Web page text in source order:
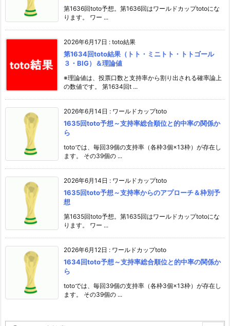
第1636回toto予想。第1636回はワールドカップtotoにな
ります。 ワー ...
2026年6月17日 : toto結果
第1634回toto結果（トト・ミニトト・トトゴール
３・BIG）＆理論値
※理論値は、投票口数と支持率から割り出される確率論上
の数値です。 第1634回t ...
2026年6月14日 : ワールドカップtoto
1635回toto予想～支持率総合順位と的中率の関係か
ら
totoでは、毎回39個の支持率（各枠3個×13枠）が存在し
ます。 その39個の ...
2026年6月14日 : ワールドカップtoto
1635回toto予想～支持率からのアプローチ＆枠別予
想
第1635回toto予想。第1635回はワールドカップtotoにな
ります。 ワー ...
2026年6月12日 : ワールドカップtoto
1634回toto予想～支持率総合順位と的中率の関係か
ら
totoでは、毎回39個の支持率（各枠3個×13枠）が存在し
ます。 その39個の ...